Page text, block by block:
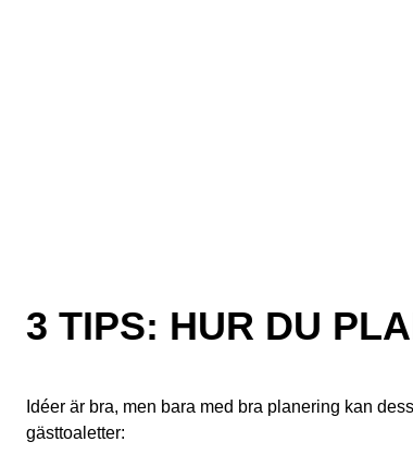
3 TIPS: HUR DU
Idéer är bra, men bara med bra planering kan
gästtoaletter: